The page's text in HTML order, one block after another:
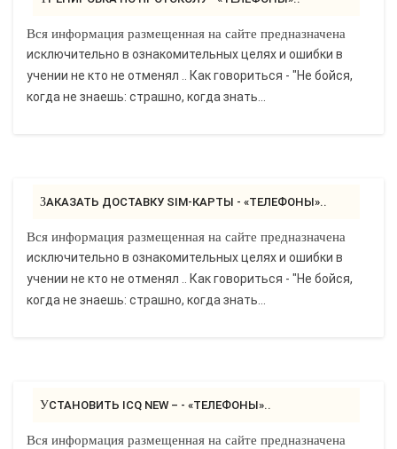
Вся информация размещенная на сайте предназначена
исключительно в ознакомительных целях и ошибки в
учении не кто не отменял .. Как говориться - "Не бойся,
когда не знаешь: страшно, когда знать...
ЗАКАЗАТЬ ДОСТАВКУ SIM-КАРТЫ - «ТЕЛЕФОНЫ»..
Вся информация размещенная на сайте предназначена
исключительно в ознакомительных целях и ошибки в
учении не кто не отменял .. Как говориться - "Не бойся,
когда не знаешь: страшно, когда знать...
УСТАНОВИТЬ ICQ NEW – - «ТЕЛЕФОНЫ»..
Вся информация размещенная на сайте предназначена